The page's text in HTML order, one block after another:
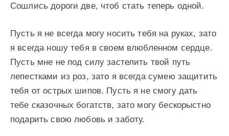
Сошлись дороги две, чтоб стать теперь одной.
Пусть я не всегда могу носить тебя на руках, зато
я всегда ношу тебя в своем влюбленном сердце.
Пусть мне не под силу застелить твой путь
лепестками из роз, зато я всегда сумею защитить
тебя от острых шипов. Пусть я не смогу дать
тебе сказочных богатств, зато могу бескорыстно
подарить свою любовь и заботу.